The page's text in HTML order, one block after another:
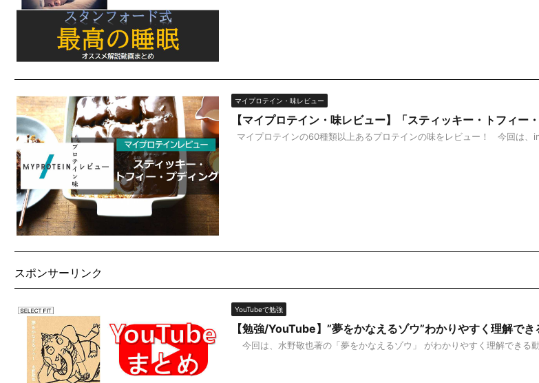
マイプロテイン・味レビュー
【マイプロテイン・味レビュー】「スティッキー・トフィー
マイプロテインの60種類以上あるプロテインの味をレビュー！ 今回は、
スポンサーリンク
YouTubeで勉強
【勉強/YouTube】”夢をかなえるゾウ”わかりやすく理解で
今回は、水野敬也著の「夢をかなえるゾウ」 がわかりやすく理解できる